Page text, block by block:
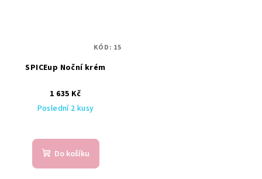
SPICEup Noční krém
1 635 Kč
Poslední 2 kusy
Do košíku
KÓD: 15